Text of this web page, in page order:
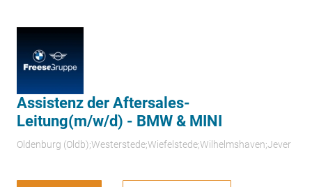
Assistenz der Aftersales-
Leitung(m/w/d) - BMW & MINI
Oldenburg (Oldb);Westerstede;Wiefelstede;Wilhelmshaven;Jever